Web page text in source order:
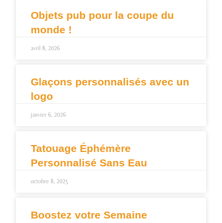
Objets pub pour la coupe du
monde !
avril 8, 2026
Glaçons personnalisés avec un
logo
janvier 6, 2026
Tatouage Éphémère
Personnalisé Sans Eau
octobre 8, 2025
Boostez votre Semaine